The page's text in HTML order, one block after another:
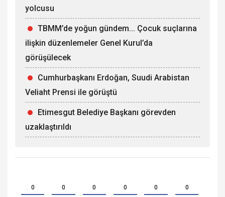
yolcusu
TBMM’de yoğun gündem... Çocuk suçlarına
ilişkin düzenlemeler Genel Kurul’da
görüşülecek
Cumhurbaşkanı Erdoğan, Suudi Arabistan
Veliaht Prensi ile görüştü
Etimesgut Belediye Başkanı görevden
uzaklaştırıldı
0 0 0 0 0 0